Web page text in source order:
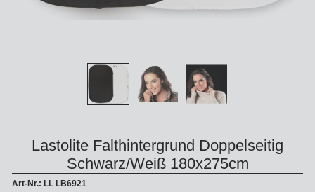
Lastolite Falthintergrund Doppelseitig
Schwarz/Weiß 180x275cm
Art-Nr.: LL LB6921